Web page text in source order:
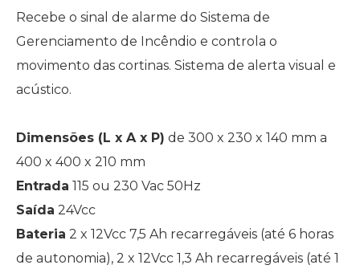
Recebe o sinal de alarme do Sistema de
Gerenciamento de Incêndio e controla o
movimento das cortinas. Sistema de alerta visual e
acústico.
Dimensões (L x A x P) de 300 x 230 x 140 mm a
400 x 400 x 210 mm
Entrada 115 ou 230 Vac 50Hz
Saída 24Vcc
Bateria 2 x 12Vcc 7,5 Ah recarregáveis (até 6 horas
de autonomia), 2 x 12Vcc 1,3 Ah recarregáveis (até 1